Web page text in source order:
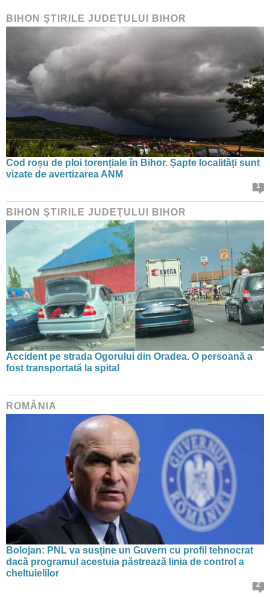
BIHON ŞTIRILE JUDEŢULUI BIHOR
Cod roșu de ploi torențiale în Bihor. Șapte localități sunt
vizate de avertizarea ANM
1
BIHON ŞTIRILE JUDEŢULUI BIHOR
Accident pe strada Ogorului din Oradea. O persoană a
fost transportată la spital
ROMÂNIA
Bolojan: PNL va susține un Guvern cu profil tehnocrat
dacă programul acestuia păstrează linia de control a
cheltuielilor
2